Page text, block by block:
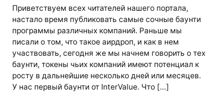
Приветствуем всех читателей нашего портала,
настало время публиковать самые сочные баунти
программы различных компаний. Раньше мы
писали о том, что такое аирдроп, и как в нем
участвовать, сегодня же мы начнем говорить о тех
баунти, токены чьих компаний имеют потенциал к
росту в дальнейшие несколько дней или месяцев.
У нас первый баунти от InterValue. Что […]